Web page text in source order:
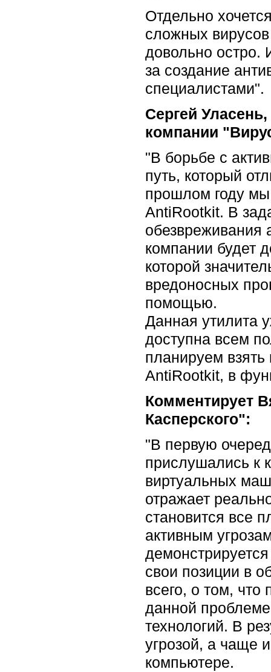
Отдельно
сложных
довольно остро.
за создание
специалистами".
Сергей
компании
"В борьбе с
путь, который
прошлом году мы
AntiRootkit. В
обезвреживания
компании будет
которой
вредоносных
помощью.
Данная утилита
доступна всем
планируем
AntiRootkit, в
Комментирует
Касперского":
"В первую
прислушались к
виртуальных
отражает
становится все
активным
свои позиции в
всего, о том,
данной
технологий. В
угрозой, а чаще
компьютере.